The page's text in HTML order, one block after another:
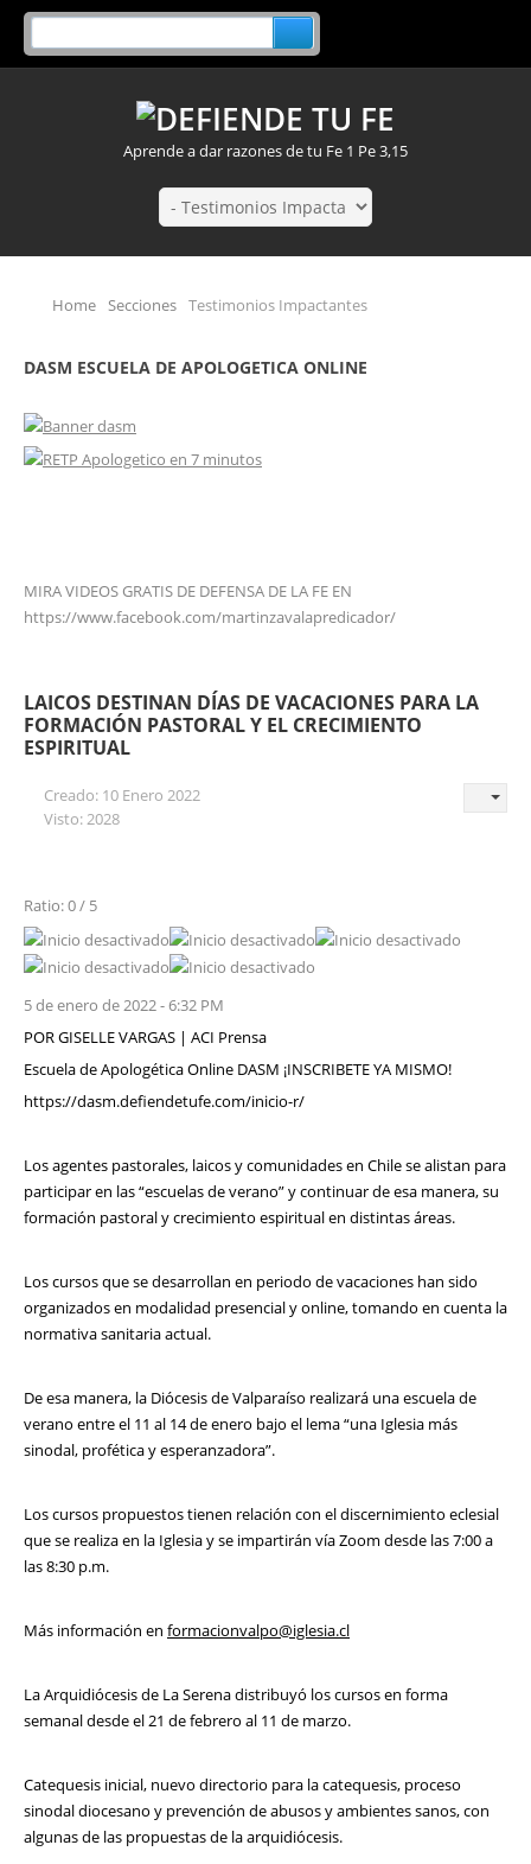
Aprende a dar razones de tu Fe 1 Pe 3,15
Home Secciones Testimonios Impactantes
DASM ESCUELA DE APOLOGETICA ONLINE
MIRA VIDEOS GRATIS DE DEFENSA DE LA FE EN
https://www.facebook.com/martinzavalapredicador/
LAICOS DESTINAN DÍAS DE VACACIONES PARA LA
FORMACIÓN PASTORAL Y EL CRECIMIENTO
ESPIRITUAL
Creado: 10 Enero 2022
Visto: 2028
Ratio: 0 / 5
5 de enero de 2022 - 6:32 PM
POR GISELLE VARGAS | ACI Prensa
Escuela de Apologética Online DASM ¡INSCRIBETE YA MISMO!
https://dasm.defiendetufe.com/inicio-r/
Los agentes pastorales, laicos y comunidades en Chile se alistan para
participar en las “escuelas de verano” y continuar de esa manera, su
formación pastoral y crecimiento espiritual en distintas áreas.
Los cursos que se desarrollan en periodo de vacaciones han sido
organizados en modalidad presencial y online, tomando en cuenta la
normativa sanitaria actual.
De esa manera, la Diócesis de Valparaíso realizará una escuela de
verano entre el 11 al 14 de enero bajo el lema “una Iglesia más
sinodal, profética y esperanzadora”.
Los cursos propuestos tienen relación con el discernimiento eclesial
que se realiza en la Iglesia y se impartirán vía Zoom desde las 7:00 a
las 8:30 p.m.
Más información en formacionvalpo@iglesia.cl
La Arquidiócesis de La Serena distribuyó los cursos en forma
semanal desde el 21 de febrero al 11 de marzo.
Catequesis inicial, nuevo directorio para la catequesis, proceso
sinodal diocesano y prevención de abusos y ambientes sanos, con
algunas de las propuestas de la arquidiócesis.